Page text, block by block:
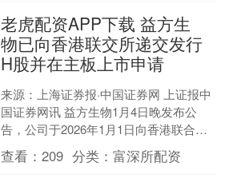
老虎配资APP下载 益方生
物已向香港联交所递交发行
H股并在主板上市申请
来源：上海证券报·中国证券网 上证报中
国证券网讯 益方生物1月4日晚发布公
告，公司于2026年1月1日向香港联合交
易所有限公司（以下简称“香港联交所”）
递交发行....
查看：209 分类：富深所配资